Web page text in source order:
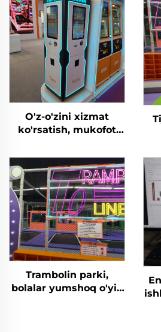
O'z-o'zini xizmat
ko'rsatish, mukofot
saqlash terminali, 3
tomonlama
ovqatlanish, arakad
o'yin mashinalari
uchun 1 yillik kafolat
Trambolin parki,
bolalar yumshoq o'yin